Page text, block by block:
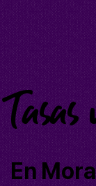
En